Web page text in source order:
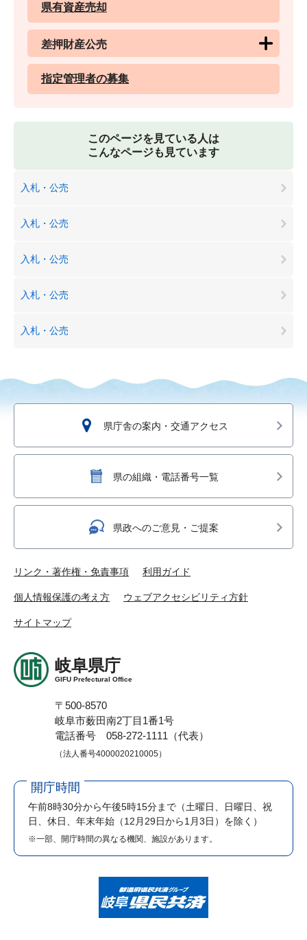
県有資産売却
差押財産公売
指定管理者の募集
このページを見ている人は
こんなページも見ています
入札・公売
入札・公売
入札・公売
入札・公売
入札・公売
県庁舎の案内・交通アクセス
県の組織・電話番号一覧
県政へのご意見・ご提案
リンク・著作権・免責事項 利用ガイド
個人情報保護の考え方 ウェブアクセシビリティ方針
サイトマップ
岐阜県庁
GIFU Prefectural Office
〒500-8570
岐阜市薮田南2丁目1番1号
電話番号 058-272-1111（代表）
（法人番号4000020210005）
開庁時間
午前8時30分から午後5時15分まで （土曜日、日曜日、祝
日、休日、年末年始（12月29日から1月3日）を除く）
※一部、開庁時間の異なる機関、施設があります。